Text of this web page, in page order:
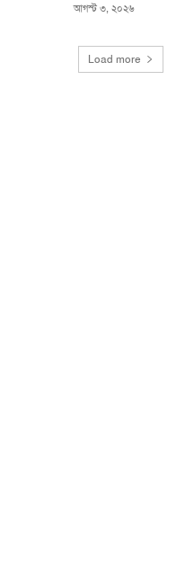
আগস্ট ৩, ২০২৬
Load more